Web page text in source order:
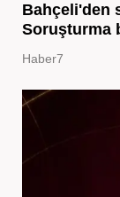
Bahçeli'den
Soruşturma
Haber7